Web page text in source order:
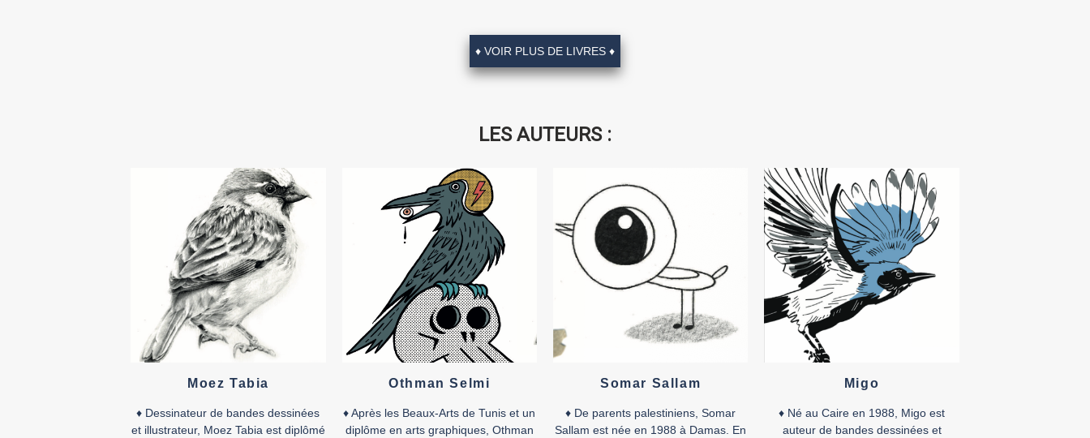
quotidien est soudain balayée par le vent de la
liberté à venir. D’après le témoignage
d'Ahmed Marzouki, l’un des rares rescapés
du bagne tristement connu comme
l’Alcatraz marocain, auteur de
Cellule 10. Ouvrage coédité au Maroc avec
les éditions Le Fennec. ♦ Accéder au dossier
de presse♦
Syrie tente de se réinventer après les années
rare sur la vie sous dictature, en temps de
guerre et d’exil. Diala Brisly ne se contente pas
de témoigner, elle transforme l’intime en
mémoire partagée.
♦Accéder au dossier de presse ♦
♦ VOIR PLUS DE LIVRES ♦
LES AUTEURS :
Moez Tabia
♦ Dessinateur de bandes dessinées
et illustrateur, Moez Tabia est diplômé
Othman Selmi
♦ Après les Beaux-Arts de Tunis et un
diplôme en arts graphiques, Othman
Somar Sallam
♦ De parents palestiniens, Somar
Sallam est née en 1988 à Damas. En
Migo
♦ Né au Caire en 1988, Migo est
auteur de bandes dessinées et